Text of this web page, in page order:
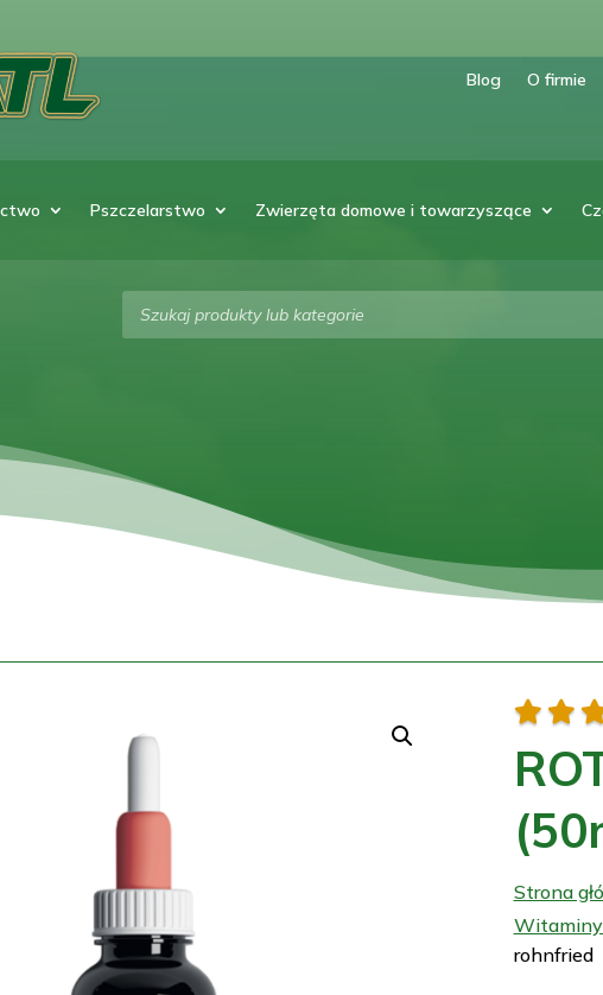
Blog O firmie
Pszczelarstwo Zwierzęta domowe i towarzyszące
Wyszukiwarka
produktów
 
Strona
Witaminy
rohnfried